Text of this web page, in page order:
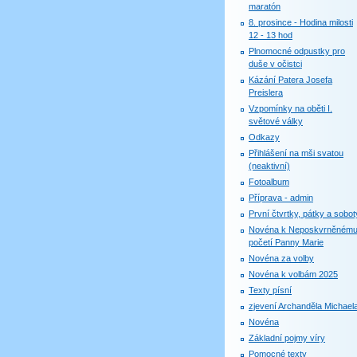
maratón
8. prosince - Hodina milosti
12 - 13 hod
Plnomocné odpustky pro
duše v očistci
Kázání Patera Josefa
Preislera
Vzpomínky na oběti I.
světové války
Odkazy
Přihlášení na mši svatou
(neaktivní)
Fotoalbum
Příprava - admin
První čtvrtky, pátky a
Novéna k Neposkvrněnému
početí Panny Marie
Novéna za volby
Novéna k volbám 2025
Texty písní
zjevení Archanděla
Novéna
Základní pojmy víry
Pomocné texty